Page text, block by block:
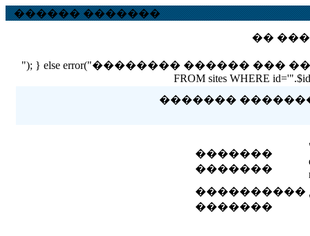
������ �������
��
"); } else error("�������� ������ ��� ������
FROM sites WHERE
�������
�������
�������
����������
�������